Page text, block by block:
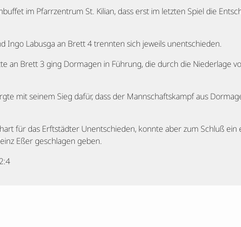
im Pfarrzentrum St. Kilian, dass erst im letzten Spiel die
Ingo Labusga an Brett 4 trennten sich jeweils unentschieden.
an Brett 3 ging Dormagen in Führung, die durch die Niederlage
mit seinem Sieg dafür, dass der Mannschaftskampf aus
für das Erftstädter Unentschieden, konnte aber zum Schluß
Eßer geschlagen geben.